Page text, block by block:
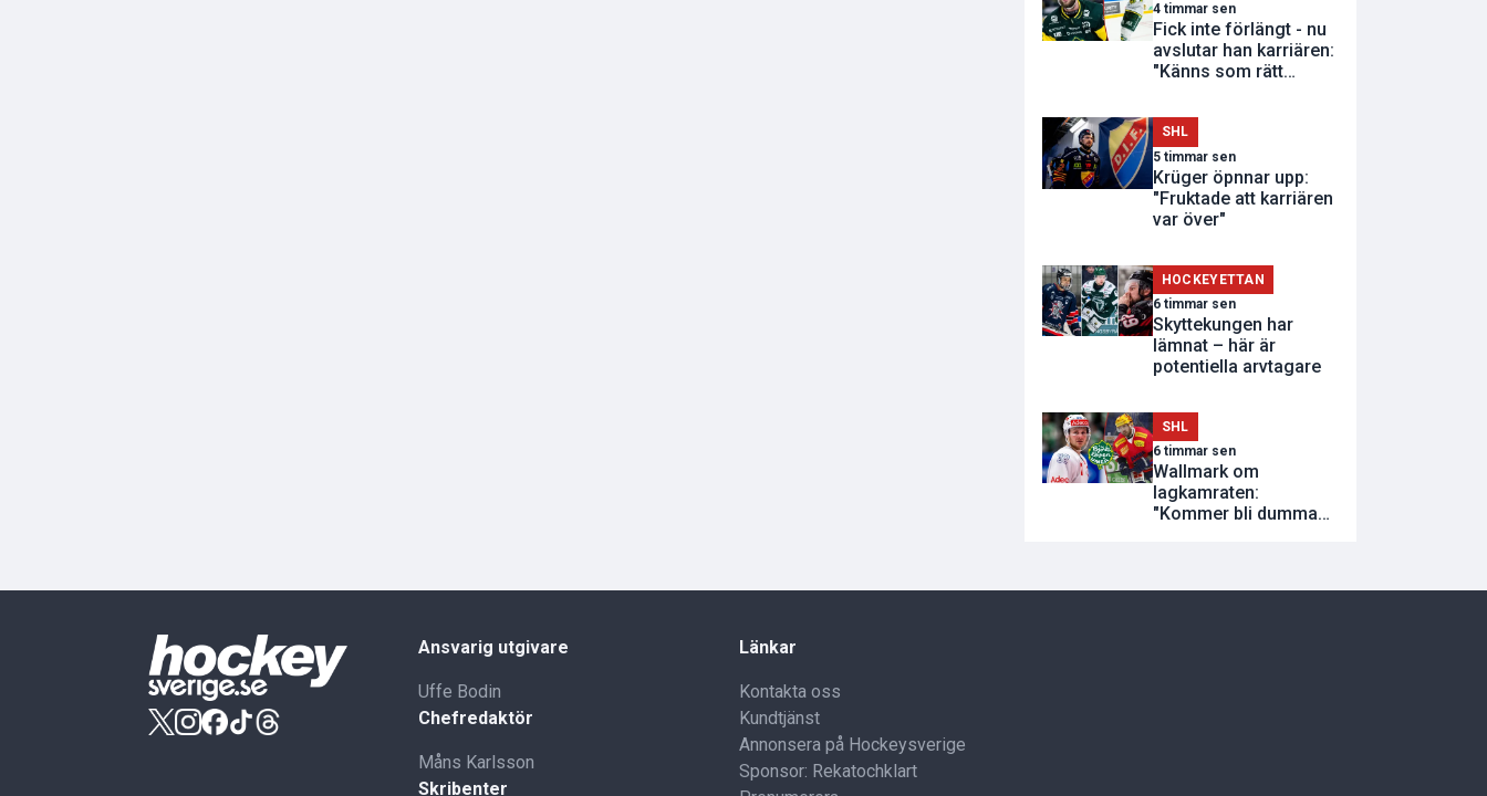
4 timmar sen
Fick inte förlängt - nu
avslutar han karriären:
"Känns som rätt
SHL
5 timmar sen
Krüger öpnnar upp:
"Fruktade att karriären
var över"
HOCKEYETTAN
6 timmar sen
Skyttekungen har
lämnat – här är
potentiella arvtagare
SHL
6 timmar sen
Wallmark om
lagkamraten:
"Kommer bli dumma
Ansvarig utgivare
Uffe Bodin
Chefredaktör
Måns Karlsson
Skribenter
Länkar
Kontakta oss
Kundtjänst
Annonsera på Hockeysverige
Sponsor: Rekatochklart